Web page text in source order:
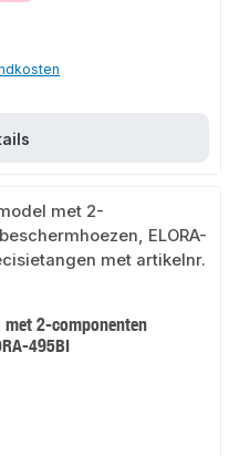
2-componenten
495BI